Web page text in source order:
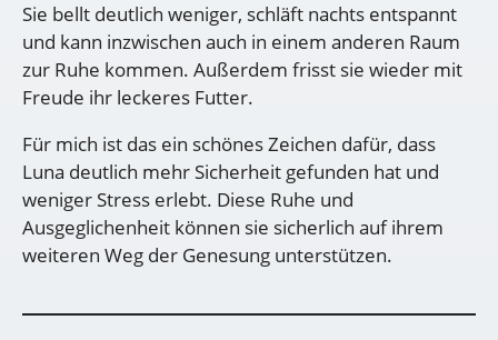
Sie bellt deutlich weniger, schläft nachts entspannt
und kann inzwischen auch in einem anderen Raum
zur Ruhe kommen. Außerdem frisst sie wieder mit
Freude ihr leckeres Futter.
Für mich ist das ein schönes Zeichen dafür, dass
Luna deutlich mehr Sicherheit gefunden hat und
weniger Stress erlebt. Diese Ruhe und
Ausgeglichenheit können sie sicherlich auf ihrem
weiteren Weg der Genesung unterstützen.